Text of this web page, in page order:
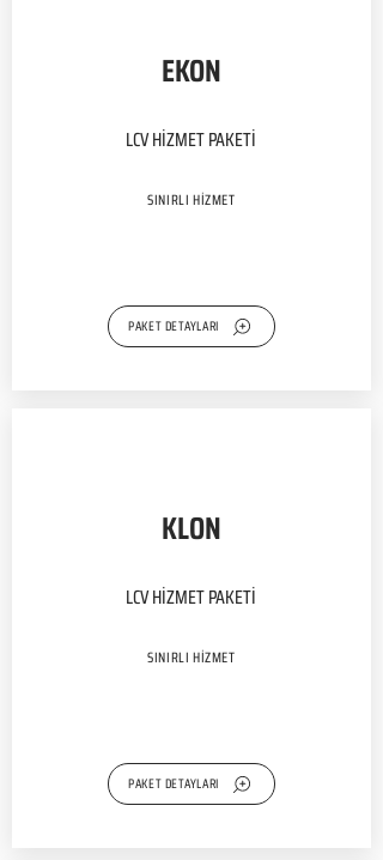
EKON
LCV HİZMET PAKETİ
SINIRLI HİZMET
PAKET DETAYLARI
KLON
LCV HİZMET PAKETİ
SINIRLI HİZMET
PAKET DETAYLARI